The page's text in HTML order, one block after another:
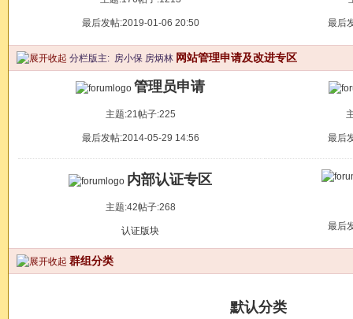
最后发帖:2019-01-06 20:50 最后
分栏版主: 房小保 房炳林 网站管理申请及改进专区
管理员申请
主题:21帖子:225
最后发帖:2014-05-29 14:56 最后
内部认证专区
主题:42帖子:268
认证版块 最后
群组分类
默认分类